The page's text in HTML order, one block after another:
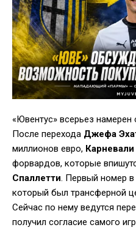
«Ювентус» всерьез
После перехода Джефа
миллионов евро, Карневали
форвардов, которые
Спаллетти. Первый номер
который был трансферной
Сейчас по нему ведутся
получил согласие самого